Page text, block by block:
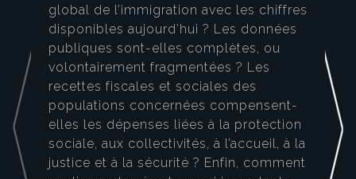
global de l’immigration avec les chiffres
disponibles aujourd’hui ? Les données
publiques sont-elles complètes, ou
volontairement fragmentées ? Les
recettes fiscales et sociales des
populations concernées compensent-
elles les dépenses liées à la protection
sociale, aux collectivités, à l’accueil, à la
justice et à la sécurité ? Enfin, comment